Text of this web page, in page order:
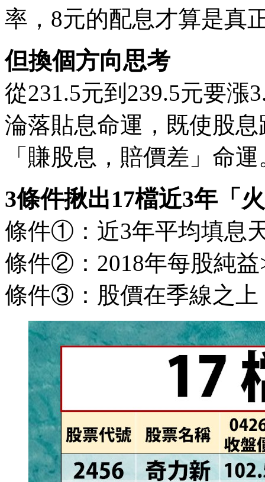
率，8元的配息才算是真
但換個方向思考
從231.5元到239.5元要漲
淪落貼息命運，既使股
「賺股息，賠價差」命運
3條件揪出17檔近3年「
條件①：近3年平均填息
條件②：2018年每股純益
條件③：股價在季線之上